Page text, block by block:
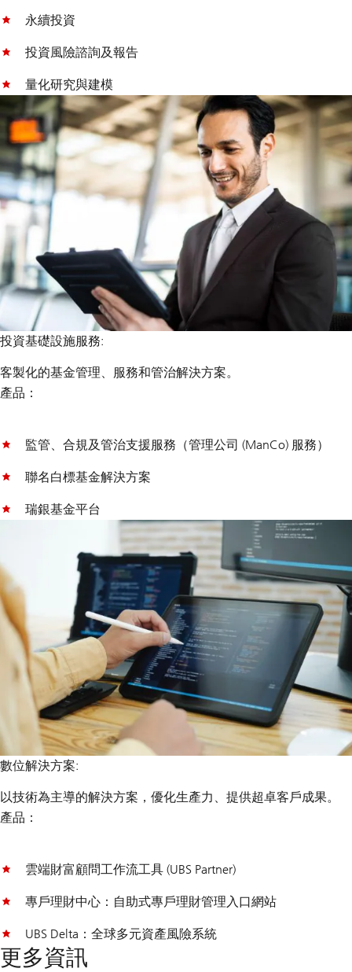
永續投資
投資風險諮詢及報告
量化研究與建模
投資基礎設施服務:
客製化的基金管理、服務和管治解決方案。
產品：
監管、合規及管治支援服務（管理公司 (ManCo) 服務）
聯名白標基金解決方案
瑞銀基金平台
數位解決方案:
以技術為主導的解決方案，優化生產力、提供超卓客戶成果。
產品：
雲端財富顧問工作流工具 (UBS Partner)
專戶理財中心：自助式專戶理財管理入口網站
UBS Delta：全球多元資產風險系統
更多資訊